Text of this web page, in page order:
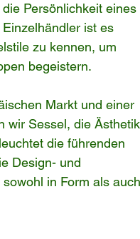
Persönlichkeit eines
ist es
zu kennen, um
begeistern.
Markt und einer
wir Sessel, die
die führenden
Design- und
in Form als auch